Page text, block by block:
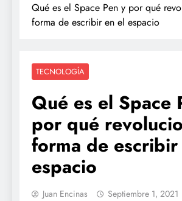
Qué es el Space Pen y por qué
forma de escribir en el espacio
TECNOLOGÍA
Qué es el Space
por qué
forma de
espacio
Juan Encinas Septiembre 1, 2021